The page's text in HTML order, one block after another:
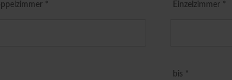
* Einzelzimmer *
bis *